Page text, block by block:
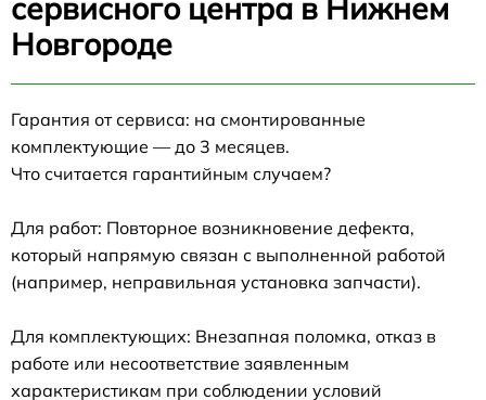
сервисного центра в Нижнем
Новгороде
Гарантия от сервиса: на смонтированные
комплектующие — до 3 месяцев.
Что считается гарантийным случаем?
Для работ: Повторное возникновение дефекта,
который напрямую связан с выполненной работой
(например, неправильная установка запчасти).
Для комплектующих: Внезапная поломка, отказ в
работе или несоответствие заявленным
характеристикам при соблюдении условий